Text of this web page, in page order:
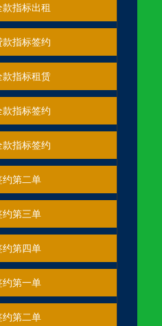
款指标出租
款指标签约
款指标租赁
款指标签约
款指标签约
约第二单
今日‮约签‬第‬三单
约第四单
约第一单
约第二单